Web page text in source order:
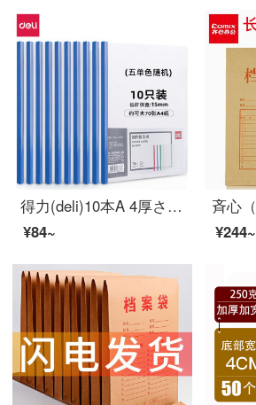
得力(deli)10本A 4厚さ15 mmロッドホルダー資料フォルダ履歴書ホルダー5855 10本単色ランダム
¥84~
¥244~